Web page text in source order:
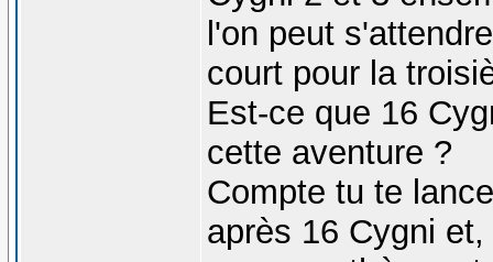
l'on peut
court pour la
Est-ce que 16
cette aventure ?
Compte tu te
après 16 Cygni